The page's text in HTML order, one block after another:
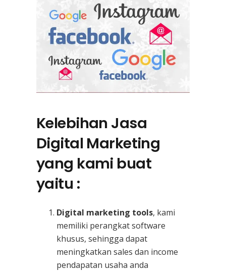
Kelebihan Jasa
Digital Marketing
yang kami buat
yaitu :
Digital marketing tools, kami
memiliki perangkat software
khusus, sehingga dapat
meningkatkan sales dan income
pendapatan usaha anda